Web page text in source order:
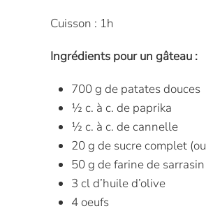
Cuisson : 1h
Ingrédients pour un gâteau :
700 g de patates douces
½ c. à c. de paprika
½ c. à c. de cannelle
20 g de sucre complet
50 g de farine de sarrasin
3 cl d’huile d’olive
4 oeufs